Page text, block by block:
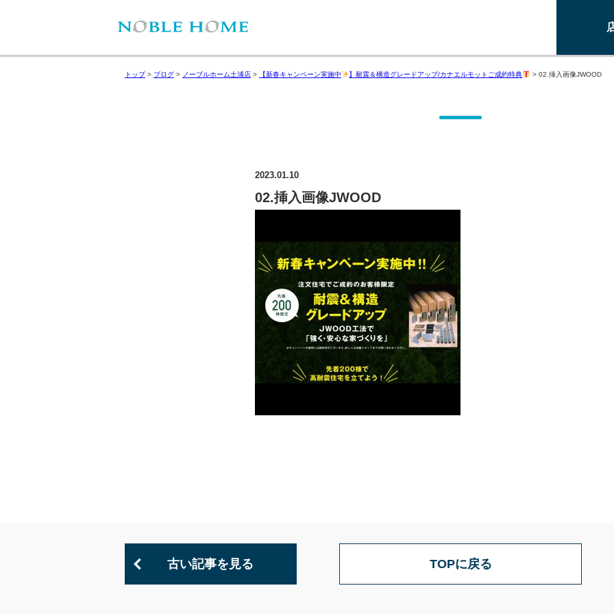
トップ> ブログ > ノーブルホーム土浦店 > 【新春キャンペーン実施中 】耐震＆構造グレードアップ/カナエルモットご成約特典 > 02.挿入画像JWOOD
2023.01.10
02.挿入画像JWOOD
古い記事を見る TOPに戻る